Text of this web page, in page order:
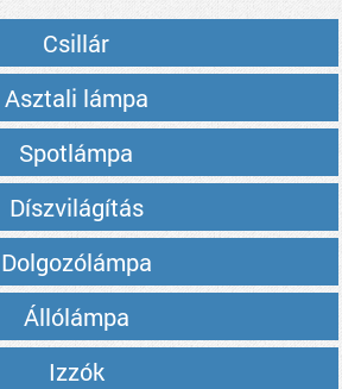
Csillár
Asztali lámpa
Spotlámpa
Díszvilágítás
Dolgozólámpa
Állólámpa
Izzók